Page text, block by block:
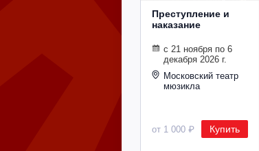
Преступление и
наказание
с 21 ноября по 6
декабря 2026 г.
Московский театр
мюзикла
от 1 000 ₽ Купить